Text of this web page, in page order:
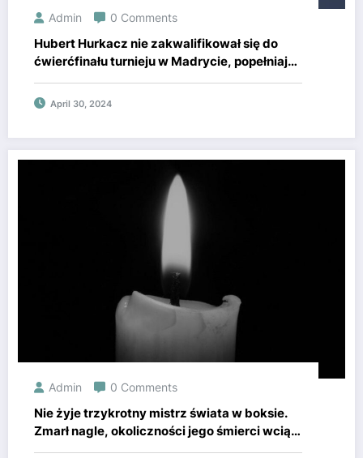
Admin 0 Comments
Hubert Hurkacz nie zakwalifikował się do
ćwierćfinału turnieju w Madrycie, popełniając
zbyt wiele błędów. Taylor Fritz okazał się
lepszyApril 30, 2024
Admin 0 Comments
Nie żyje trzykrotny mistrz świata w boksie.
Zmarł nagle, okoliczności jego śmierci wciąż
są badane